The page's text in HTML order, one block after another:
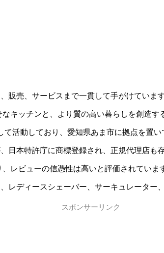
販売、サービスまで一貫して手がけています
キッチンと、より質の高い暮らしを創造す
活動しており、愛知県あま市に拠点を置い
本特許庁に商標登録され、正規代理店も
レビューの信憑性は高いと評価されていま
ディースシェーバー、サーキュレーター
スポンサーリンク